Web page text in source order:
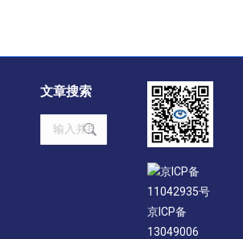
文章搜索
Search:
京ICP备
11042935号
京ICP备
13049006